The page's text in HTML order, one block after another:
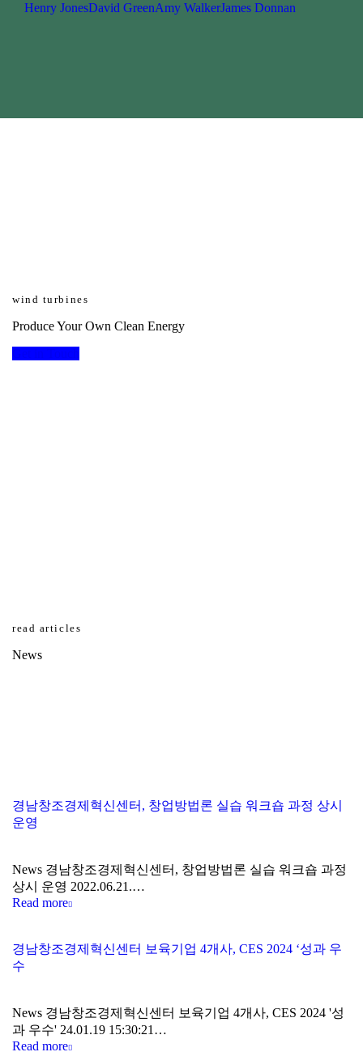
Henry JonesDavid GreenAmy WalkerJames Donnan
wind turbines
Produce Your Own Clean Energy
read articles
News
경남창조경제혁신센터, 창업방법론 실습 워크숍 과정 상시
운영
News 경남창조경제혁신센터, 창업방법론 실습 워크숍 과정
상시 운영 2022.06.21.…
Read more
경남창조경제혁신센터 보육기업 4개사, CES 2024 ‘성과 우
수
News 경남창조경제혁신센터 보육기업 4개사, CES 2024 '성
과 우수' 24.01.19 15:30:21…
Read more